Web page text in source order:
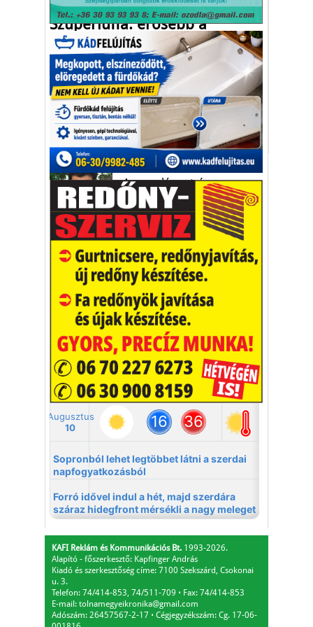
Szuperluffa: erősebb a
műanyagnál!
Az orvostudományban is megjelenhet
implantátumok vagy protézisek
alapanyagaként.
luffa luffatök szintetikus luffa
Kaktusz
Vakációs őrület
A nyaralás extrém
helyzeteket teremt, nagyon
sokan kalandot, kihívást
keresnek.
Vélemény rovat cikkei
Újságlapozó
A nagyvilág képekben
KAFI Reklám és Kommunikációs Bt. 1993-2026.
Alapító - főszerkesztő: Kapfinger András
Kiadó és szerkesztőség címe: 7100 Szekszárd, Csokonai
u. 3.
Telefon: 74/414-853, 74/511-709 ⋅ Fax: 74/414-853
E-mail: tolnamegyeikronika@gmail.com
Adószám: 26457567-2-17 ⋅ Cégjegyzékszám: Cg. 17-06-